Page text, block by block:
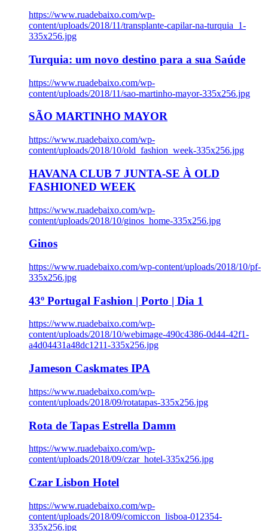
https://www.ruadebaixo.com/wp-
content/uploads/2018/11/transplante-capilar-na-turquia_1-
335x256.jpg
Turquia: um novo destino para a sua Saúde
https://www.ruadebaixo.com/wp-
content/uploads/2018/11/sao-martinho-mayor-335x256.jpg
SÃO MARTINHO MAYOR
https://www.ruadebaixo.com/wp-
content/uploads/2018/10/old_fashion_week-335x256.jpg
HAVANA CLUB 7 JUNTA-SE À OLD
FASHIONED WEEK
https://www.ruadebaixo.com/wp-
content/uploads/2018/10/ginos_home-335x256.jpg
Ginos
https://www.ruadebaixo.com/wp-content/uploads/2018/10/pf-
335x256.jpg
43º Portugal Fashion | Porto | Dia 1
https://www.ruadebaixo.com/wp-
content/uploads/2018/10/webimage-490c4386-0d44-42f1-
a4d04431a48dc1211-335x256.jpg
Jameson Caskmates IPA
https://www.ruadebaixo.com/wp-
content/uploads/2018/09/rotatapas-335x256.jpg
Rota de Tapas Estrella Damm
https://www.ruadebaixo.com/wp-
content/uploads/2018/09/czar_hotel-335x256.jpg
Czar Lisbon Hotel
https://www.ruadebaixo.com/wp-
content/uploads/2018/09/comiccon_lisboa-012354-
335x256.jpg